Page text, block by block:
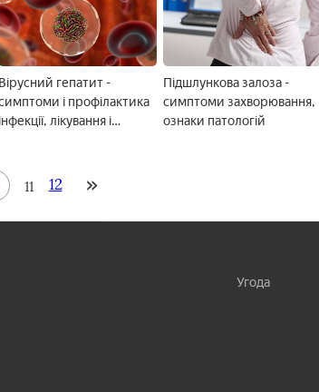
Вірусний гепатит -
і профілактика
інфекції, лікування і
Підшлункова залоза -
симптоми захворювання,
ознаки патологій
11 12
Угода